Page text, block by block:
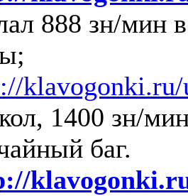
888 зн/мин
klavogonki.ru/
1400 зн/
баг.